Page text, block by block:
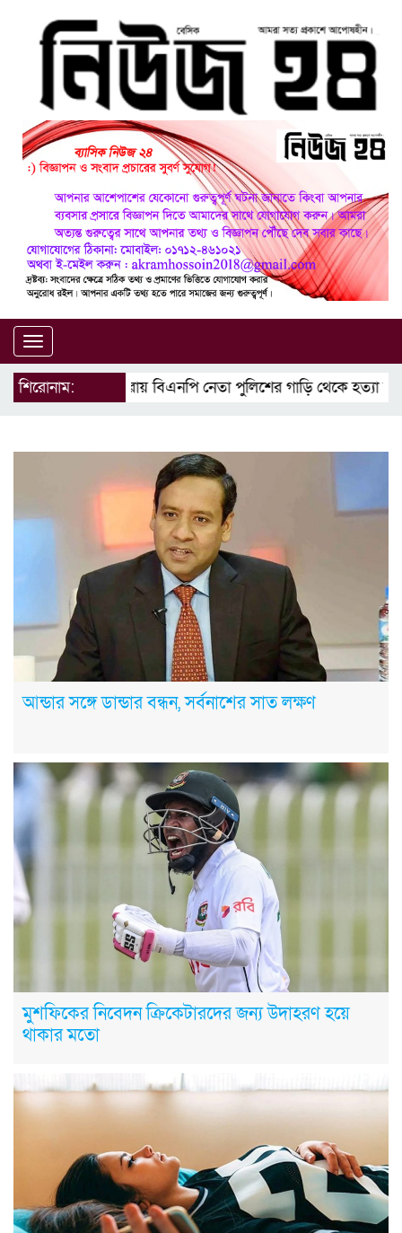
Toggle
navigation
শিরোনাম:মাগুরায় বিএনপি নেতা পুলিশের গাড়ি থেকে হত্যা
আন্ডার সঙ্গে ডান্ডার বন্ধন, সর্বনাশের সাত লক্ষণ
মুশফিকের নিবেদন ক্রিকেটারদের জন্য উদাহরণ হয়ে
থাকার মতো